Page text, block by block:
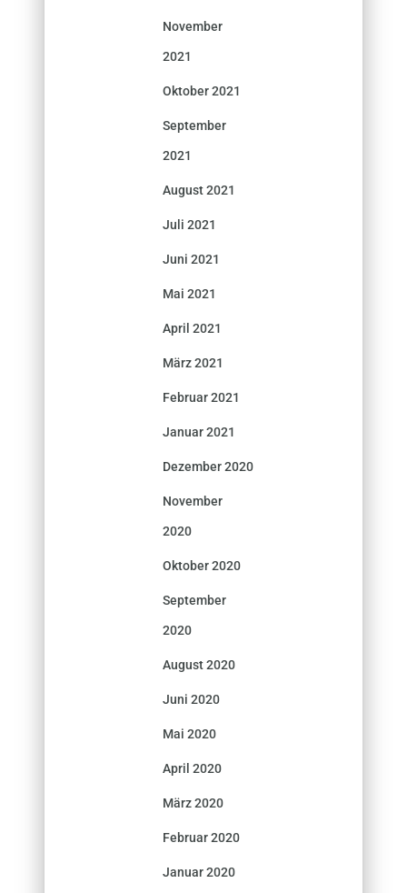
November
2021
Oktober 2021
September
2021
August 2021
Juli 2021
Juni 2021
Mai 2021
April 2021
März 2021
Februar 2021
Januar 2021
Dezember 2020
November
2020
Oktober 2020
September
2020
August 2020
Juni 2020
Mai 2020
April 2020
März 2020
Februar 2020
Januar 2020